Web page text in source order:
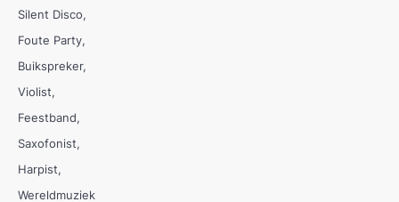
Silent Disco
Foute Party
Buikspreker
Violist
Feestband
Saxofonist
Harpist
Wereldmuziek